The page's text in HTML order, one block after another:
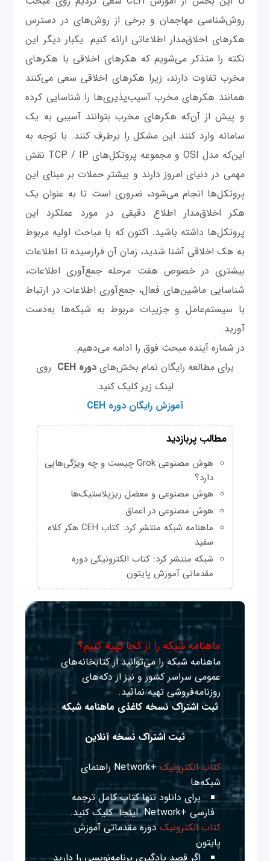
روش‌شناسی مهاجمان و برخی از روش‌های در دسترس
هکرهای اخلاق‌مدار اطلاعاتی ارائه کنیم. یکبار دیگر این
نکته را متذکر می‌شویم که هکرهای اخلاقی با هکرهای
مخرب تفاوت دارند، زیرا هکرهای اخلاقی سعی می‌کنند
همانند هکرهای مخرب آسیب‌پذیری‌ها را شناسایی کرده
و پیش از آن‌که هکرهای مخرب بتوانند آسیبی به یک
سامانه وارد کنند این مشکل را برطرف کنند. با توجه به
این‌که مدل OSI و مجموعه پروتکل‌های TCP / IP نقش
مهمی در دنیای امروز دارند و بیشتر حملات بر مبنای این
پروتکل‌ها انجام می‌شود، ضروری است تا به عنوان یک
هکر اخلاق‌مدار اطلاع دقیقی در مورد عملکرد این
پروتکل‌ها داشته باشید. اکنون که با مباحث اولیه مربوط
به هک اخلاقی آشنا شدید، زمان آن فرارسیده تا اطلاعات
بیشتری در خصوص هفت مرحله جمع‌آوری اطلاعات،
شناسایی ماشین‌های فعال، جمع‌آوری اطلاعات در ارتباط
با سیستم‌عامل و جزییات مربوط به شبکه‌ها به‌دست
آورید.
در شماره آینده مبحث فوق را ادامه می‌دهیم.
برای مطالعه رایگان تمام بخش‌هایدوره CEH
روی
لینک زیر کلیک کنید:
آموزش رایگان دوره CEH
مطالب پربازدید
هوش مصنوعی Grok چیست و چه ویژگی‌هایی
دارد؟
هوش مصنوعی و معضل ریزپلاستیک‌ها
هوش مصنوعی در اعماق
ماهنامه شبکه منتشر کرد: کتاب CEH هکر کلاه
سفید
شبکه منتشر کرد: کتاب الکترونیکی دوره
مقدماتی آموزش پایتون
ماهنامه شبکه را از کجا تهیه کنیم؟
ماهنامه شبکه را می‌توانید از کتابخانه‌های
عمومی سراسر کشور و نیز از دکه‌های
روزنامه‌فروشی تهیه نمائید.
ثبت اشتراک نسخه کاغذی ماهنامه شبکه
ثبت اشتراک نسخه آنلاین
کتاب الکترونیک
+Network راهنمای
شبکه‌ها
برای دانلود تنها کتاب کامل ترجمه
فارسی +Network
اینجا کلیک کنید.
کتاب الکترونیک دوره مقدماتی آموزش
پایتون
اگر قصد یادگیری برنامه‌نویسی را دارید